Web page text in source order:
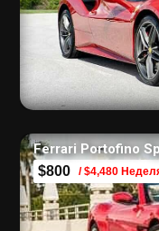
Ferrari Portofino
$800 / $4,480